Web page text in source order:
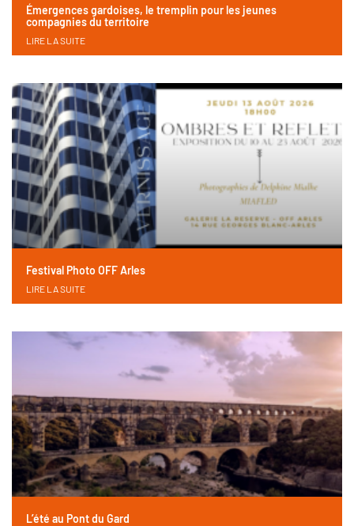
Émergences gardoises, le tremplin pour les jeunes
compagnies du territoire
LIRE LA SUITE
Festival Photo OFF Arles
LIRE LA SUITE
L’été au Pont du Gard